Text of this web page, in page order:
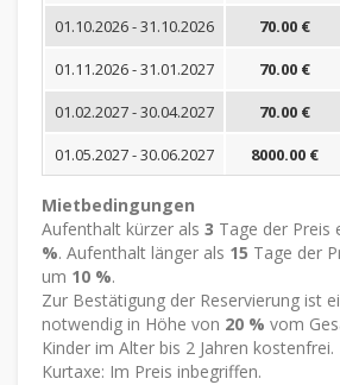
01.10.2026 - 31.10.2026
70.00 €
01.11.2026 - 31.01.2027
70.00 €
01.02.2027 - 30.04.2027
70.00 €
01.05.2027 - 30.06.2027
8000.00 €
Mietbedingungen
Aufenthalt kürzer als 3 Tage der Preis
%. Aufenthalt länger als 15 Tage der
um 10 %.
Zur Bestätigung der Reservierung ist
notwendig in Höhe von 20 % vom
Kinder im Alter bis 2 Jahren kostenfrei.
Kurtaxe: Im Preis inbegriffen.